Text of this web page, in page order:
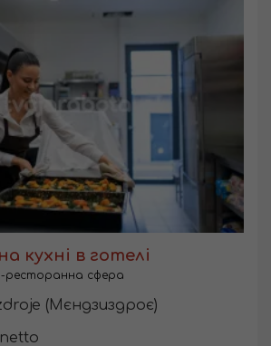
кухні в готелі
ресторанна сфера
(Мєндзиздроє)